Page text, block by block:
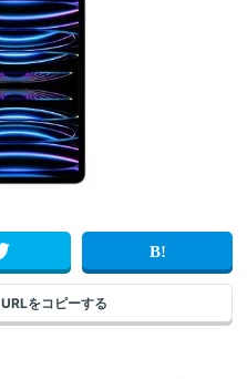
URLをコピーする